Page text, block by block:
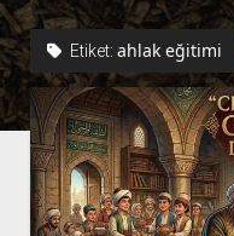
Etiket: ahlak eğitimi